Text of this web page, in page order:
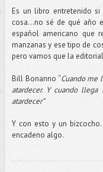
Es un libro entretenido
cosa...no sé de qué año
español americano que
manzanas y ese tipo de
pero vamos que la
Bill Bonanno “Cuando me
atardecer. Y cuando
atardecer”
Y con esto y un
encadeno algo.